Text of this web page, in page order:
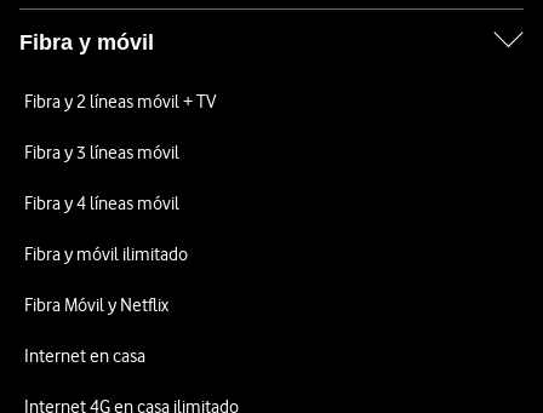
Fibra y móvil
Fibra y 2 líneas móvil + TV
Fibra y 3 líneas móvil
Fibra y 4 líneas móvil
Fibra y móvil ilimitado
Fibra Móvil y Netflix
Internet en casa
Internet 4G en casa ilimitado